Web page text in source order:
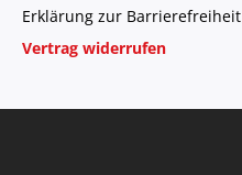
Erklärung zur Barrierefreiheit
Vertrag widerrufen